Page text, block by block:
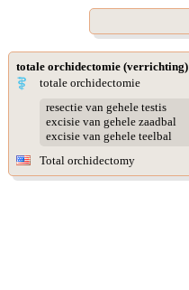
totale orchidectomie (verrichting)
totale orchidectomie
resectie van gehele testis
excisie van gehele zaadbal
excisie van gehele teelbal
Total orchidectomy